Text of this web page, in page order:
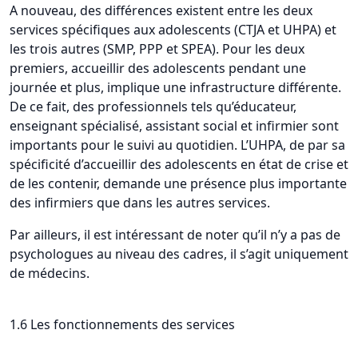
A nouveau, des différences existent entre les deux
services spécifiques aux adolescents (CTJA et UHPA) et
les trois autres (SMP, PPP et SPEA). Pour les deux
premiers, accueillir des adolescents pendant une
journée et plus, implique une infrastructure différente.
De ce fait, des professionnels tels qu’éducateur,
enseignant spécialisé, assistant social et infirmier sont
importants pour le suivi au quotidien. L’UHPA, de par sa
spécificité d’accueillir des adolescents en état de crise et
de les contenir, demande une présence plus importante
des infirmiers que dans les autres services.
Par ailleurs, il est intéressant de noter qu’il n’y a pas de
psychologues au niveau des cadres, il s’agit uniquement
de médecins.
1.6 Les fonctionnements des services